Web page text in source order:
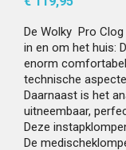
De Wolky Pro
in en om het huis:
enorm
technische
Daarnaast is het
uitneembaar,
Deze
De